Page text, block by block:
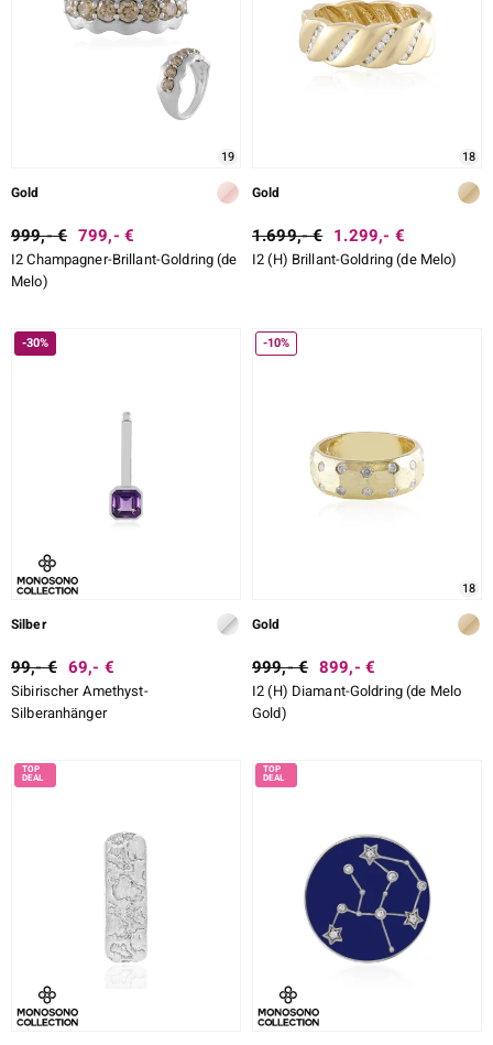
19
Gold
999,- € 799,- €
I2 Champagner-Brillant-Goldring (de
Melo)
18
Gold
1.699,- € 1.299,- €
I2 (H) Brillant-Goldring (de Melo)
-30%
Silber
99,- € 69,- €
Sibirischer Amethyst-
Silberanhänger
-10%
18
Gold
999,- € 899,- €
I2 (H) Diamant-Goldring (de Melo
Gold)